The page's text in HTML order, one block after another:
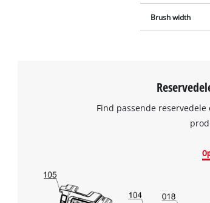
Brush width
Find passende